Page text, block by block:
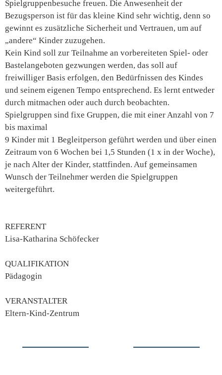
Spielgruppenbesuche freuen. Die Anwesenheit der
Bezugsperson ist für das kleine Kind sehr wichtig, denn so
gewinnt es zusätzliche Sicherheit und Vertrauen, um auf
„andere“ Kinder zuzugehen.
Kein Kind soll zur Teilnahme an vorbereiteten Spiel- oder
Bastelangeboten gezwungen werden, das soll auf
freiwilliger Basis erfolgen, den Bedürfnissen des Kindes
und seinem eigenen Tempo entsprechend. Es lernt entweder
durch mitmachen oder auch durch beobachten.
Spielgruppen sind fixe Gruppen, die mit einer Anzahl von 7
bis maximal
9 Kinder mit 1 Begleitperson geführt werden und über einen
Zeitraum von 6 Wochen bei 1,5 Stunden (1 x in der Woche),
je nach Alter der Kinder, stattfinden. Auf gemeinsamen
Wunsch der Teilnehmer werden die Spielgruppen
weitergeführt.
REFERENT
Lisa-Katharina Schöfecker
QUALIFIKATION
Pädagogin
VERANSTALTER
Eltern-Kind-Zentrum